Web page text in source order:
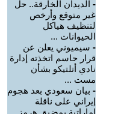
- الديدان الخارقة.. حل
غير متوقع وأرخص
لتنظيف هياكل
الحيوانات ...
- سيميوني يعلن عن
قرار حاسم اتخذته إدارة
نادي أتلتيكو بشأن
مست ...
- بيان سعودي بعد هجوم
إيراني على ناقلة
إماراتية بمضيق هرمز